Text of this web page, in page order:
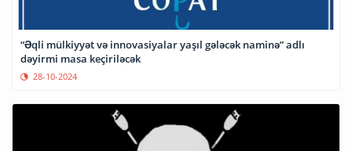
“Əqli mülkiyyət və innovasiyalar yaşıl gələcək naminə” adlı
dəyirmi masa keçiriləcək
28-10-2024